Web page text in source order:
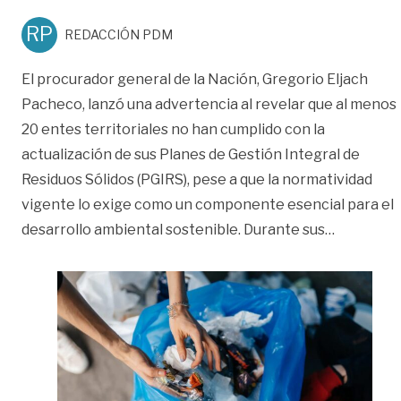
RP REDACCIÓN PDM
El procurador general de la Nación, Gregorio Eljach
Pacheco, lanzó una advertencia al revelar que al menos
20 entes territoriales no han cumplido con la
actualización de sus Planes de Gestión Integral de
Residuos Sólidos (PGIRS), pese a que la normatividad
vigente lo exige como un componente esencial para el
desarrollo ambiental sostenible. Durante sus…